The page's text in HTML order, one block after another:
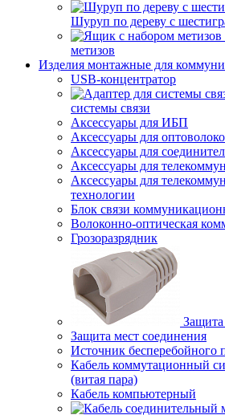
Шуруп по дереву с
метизов
Изделия монтажные для
USB-концентратор
системы связи
Аксессуары для ИБП
Аксессуары для
Аксессуары для
Аксессуары для
Аксессуары для
технологии
Блок связи
Волоконно-оптическая
Грозоразрядник
Защита
Защита мест соединения
Источник
Кабель коммутационный
(витая пара)
Кабель компьютерный